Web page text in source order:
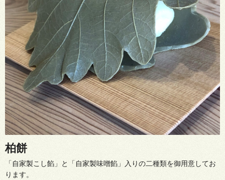
柏餅
「自家製こし餡」と「自家製味噌餡」入りの二種類を御用意してお
ります。